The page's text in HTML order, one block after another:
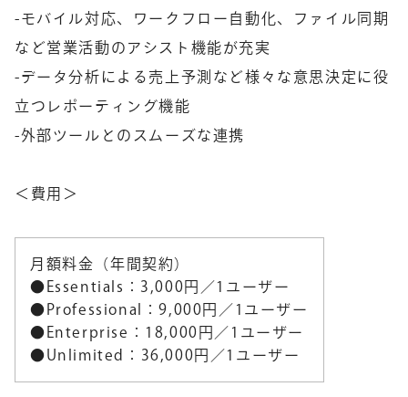
-モバイル対応、ワークフロー自動化、ファイル同期
など営業活動のアシスト機能が充実
-データ分析による売上予測など様々な意思決定に役
立つレポーティング機能
-外部ツールとのスムーズな連携
＜費用＞
月額料金（年間契約）
●Essentials：3,000円／1ユーザー
●Professional：9,000円／1ユーザー
●Enterprise：18,000円／1ユーザー
●Unlimited：36,000円／1ユーザー